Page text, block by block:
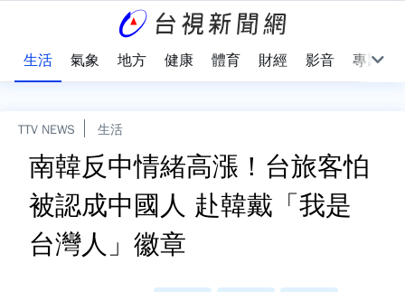
生活 氣象 地方 健康 體育 財經 影音 專題
TTV NEWS 生活
南韓反中情緒高漲！台旅客怕
被認成中國人 赴韓戴「我是
台灣人」徽章